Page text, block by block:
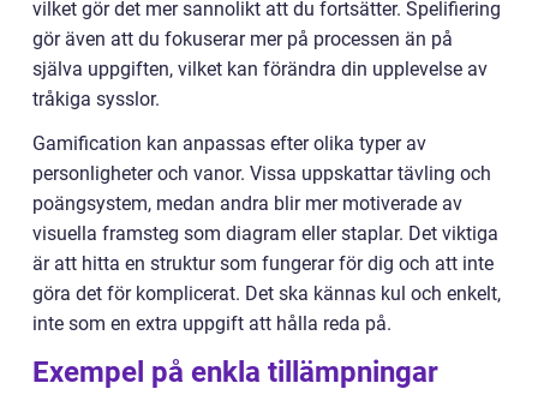
vilket gör det mer sannolikt att du fortsätter. Spelifiering
gör även att du fokuserar mer på processen än på
själva uppgiften, vilket kan förändra din upplevelse av
tråkiga sysslor.
Gamification kan anpassas efter olika typer av
personligheter och vanor. Vissa uppskattar tävling och
poängsystem, medan andra blir mer motiverade av
visuella framsteg som diagram eller staplar. Det viktiga
är att hitta en struktur som fungerar för dig och att inte
göra det för komplicerat. Det ska kännas kul och enkelt,
inte som en extra uppgift att hålla reda på.
Exempel på enkla tillämpningar